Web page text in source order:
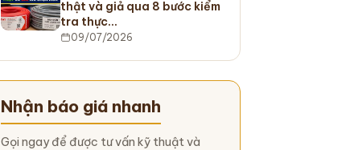
thật và giả qua 8 bước kiểm
tra thực…
09/07/2026
Nhận báo giá nhanh
Gọi ngay để được tư vấn kỹ thuật và